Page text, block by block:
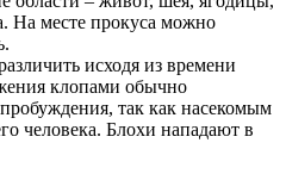
На месте прокуса можно
исходя из времени
клопами обычно
так как насекомым
человека. Блохи нападают в